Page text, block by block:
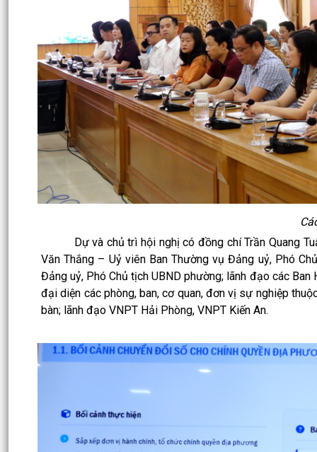
Dự và chủ trì hội nghị có đồng chí Trần Quang
Văn Thắng – Uỷ viên Ban Thường vụ Đảng uỷ, Phó
Đảng uỷ, Phó Chủ tịch UBND phường; lãnh đạo các
đại diện các phòng, ban, cơ quan, đơn vị sự nghiệp
bàn; lãnh đạo VNPT Hải Phòng, VNPT Kiến An.